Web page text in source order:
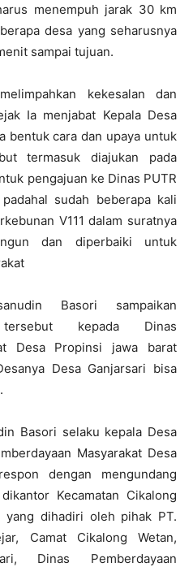
menempuh jarak 30 km
desa yang seharusnya
sampai tujuan.
kekesalan dan
Ia menjabat Kepala Desa
bentuk cara dan upaya untuk
termasuk diajukan pada
pengajuan ke Dinas PUTR
sudah beberapa kali
V111 dalam suratnya
dan diperbaiki untuk
Basori sampaikan
kepada Dinas
Desa Propinsi jawa barat
Desa Ganjarsari bisa
Basori selaku kepala Desa
Masyarakat Desa
dengan mengundang
Kecamatan Cikalong
yang dihadiri oleh pihak PT.
Camat Cikalong Wetan,
Dinas Pemberdayaan